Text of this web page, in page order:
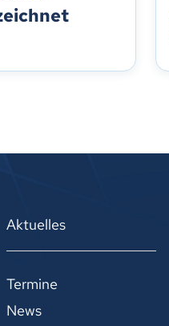
Aktuelles
Termine
News